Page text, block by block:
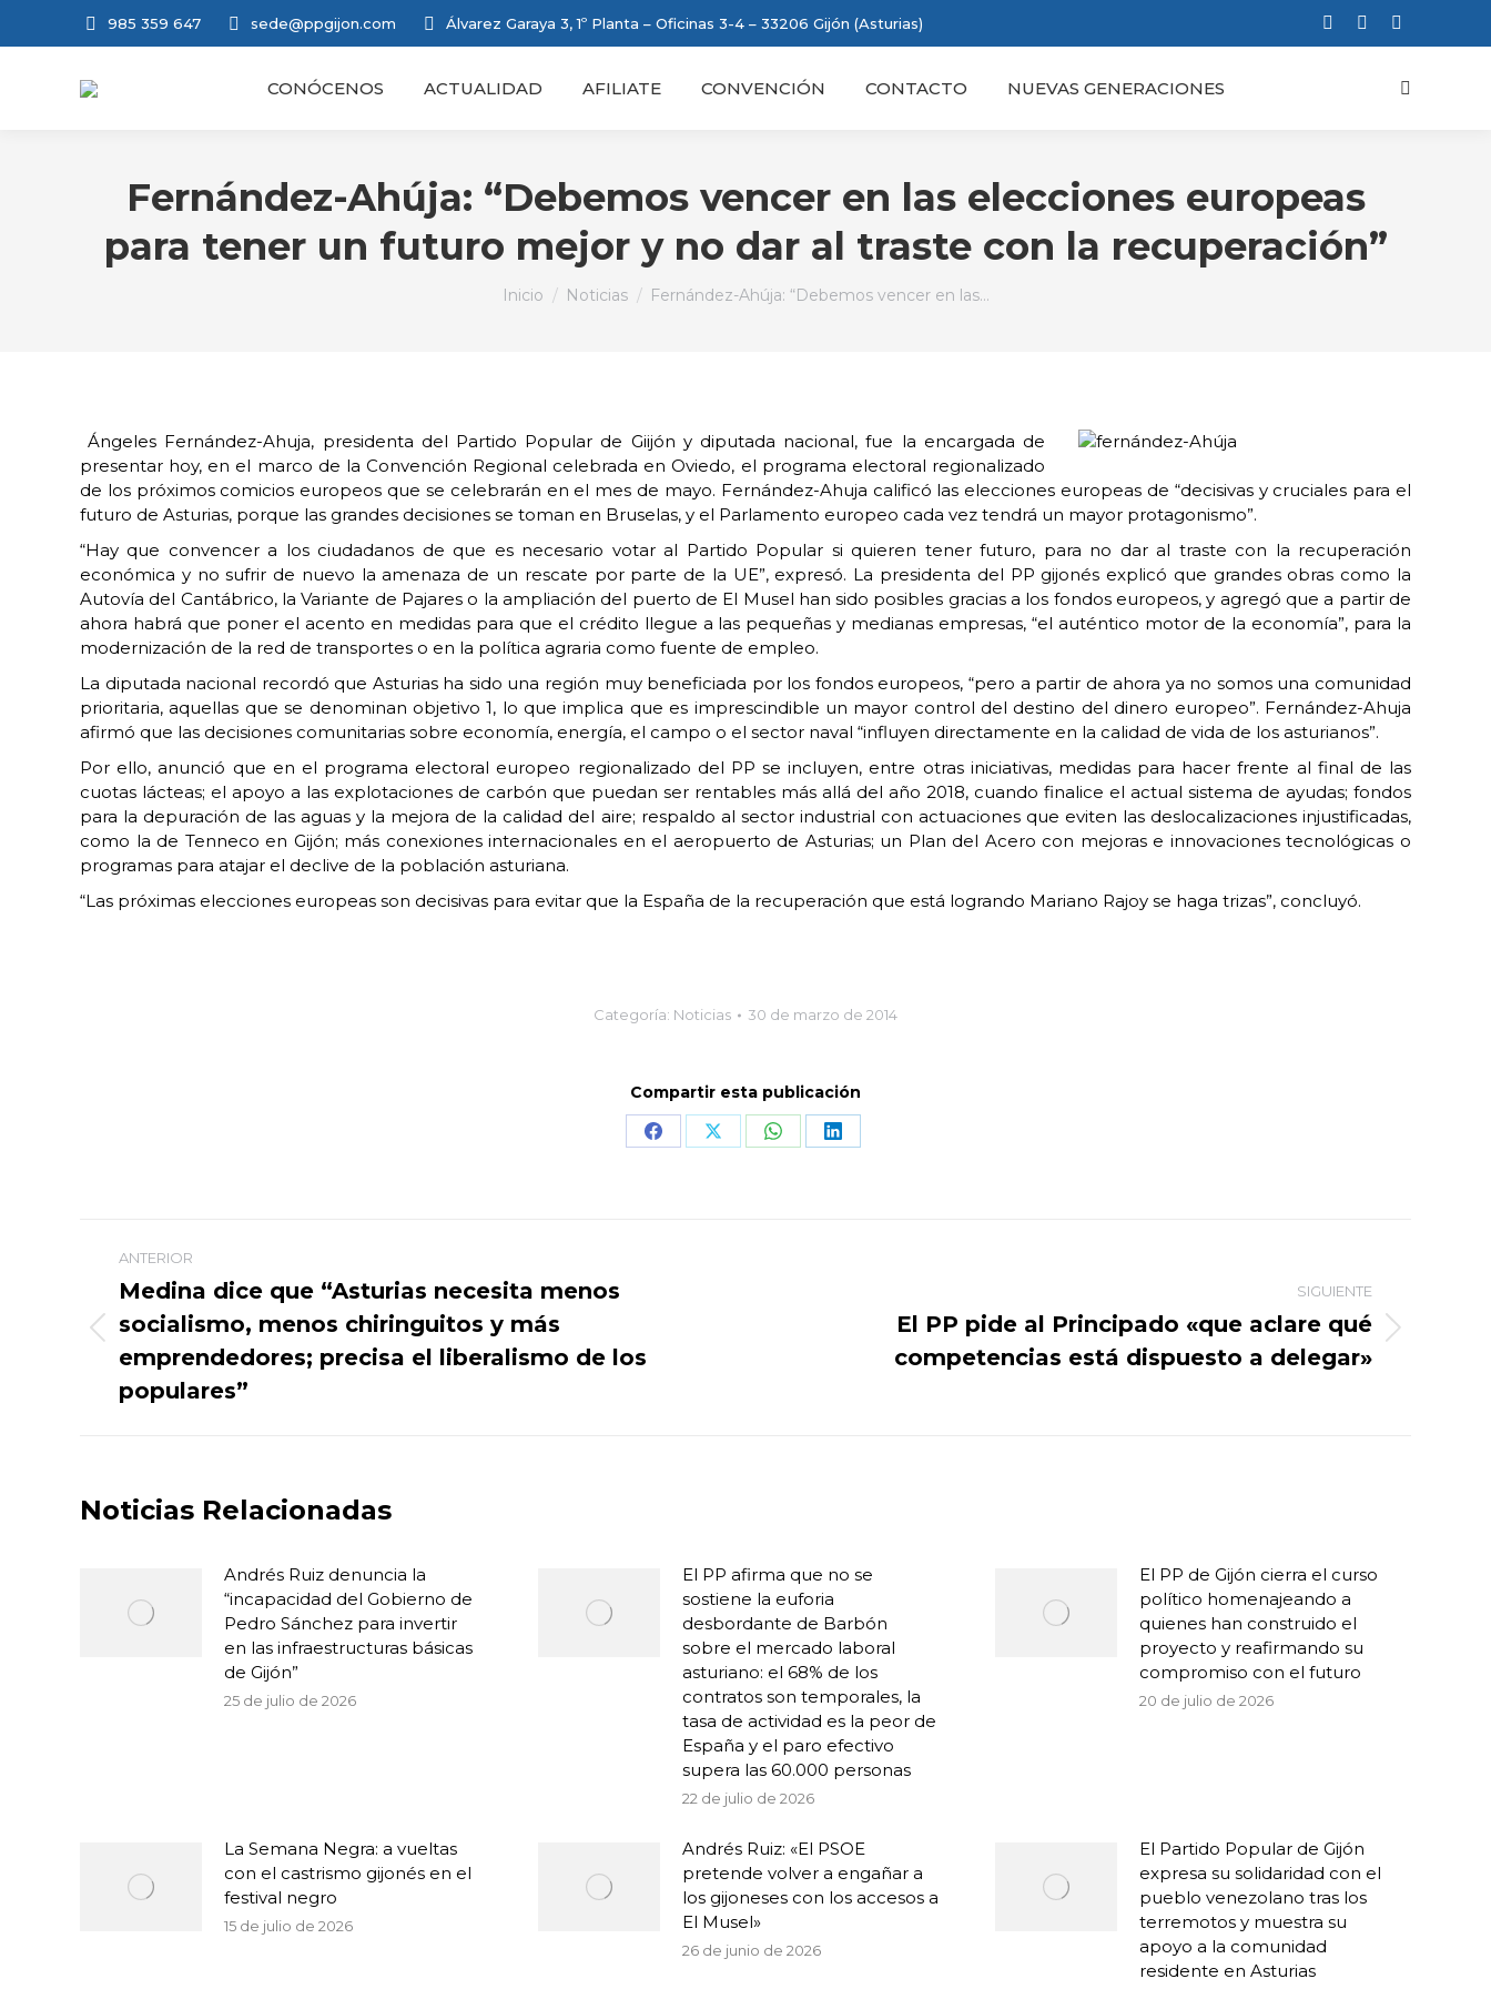
985 359 647 sede@ppgijon.com Álvarez Garaya 3, 1º Planta – Oficinas 3-4 – 33206 Gijón (Asturias)
opensopens
CONÓCENOS ACTUALIDAD AFILIATE CONVENCIÓN CONTACTO NUEVAS GENERACIONES Buscar:
Fernández-Ahúja: “Debemos vencer en las elecciones europeas
para tener un futuro mejor y no dar al traste con la recuperación”
Estás aquí:
Inicio Noticias Fernández-Ahúja: “Debemos vencer en las…
Ángeles Fernández-Ahuja, presidenta del Partido Popular de Giijón y diputada nacional, fue la encargada de
presentar hoy, en el marco de la Convención Regional celebrada en Oviedo, el programa electoral regionalizado
de los próximos comicios europeos que se celebrarán en el mes de mayo. Fernández-Ahuja calificó las elecciones europeas de “decisivas y cruciales para el
futuro de Asturias, porque las grandes decisiones se toman en Bruselas, y el Parlamento europeo cada vez tendrá un mayor protagonismo”.
“Hay que convencer a los ciudadanos de que es necesario votar al Partido Popular si quieren tener futuro, para no dar al traste con la recuperación
económica y no sufrir de nuevo la amenaza de un rescate por parte de la UE”, expresó. La presidenta del PP gijonés explicó que grandes obras como la
Autovía del Cantábrico, la Variante de Pajares o la ampliación del puerto de El Musel han sido posibles gracias a los fondos europeos, y agregó que a partir de
ahora habrá que poner el acento en medidas para que el crédito llegue a las pequeñas y medianas empresas, “el auténtico motor de la economía”, para la
modernización de la red de transportes o en la política agraria como fuente de empleo.
La diputada nacional recordó que Asturias ha sido una región muy beneficiada por los fondos europeos, “pero a partir de ahora ya no somos una comunidad
prioritaria, aquellas que se denominan objetivo 1, lo que implica que es imprescindible un mayor control del destino del dinero europeo”. Fernández-Ahuja
afirmó que las decisiones comunitarias sobre economía, energía, el campo o el sector naval “influyen directamente en la calidad de vida de los asturianos”.
Por ello, anunció que en el programa electoral europeo regionalizado del PP se incluyen, entre otras iniciativas, medidas para hacer frente al final de las
cuotas lácteas; el apoyo a las explotaciones de carbón que puedan ser rentables más allá del año 2018, cuando finalice el actual sistema de ayudas; fondos
para la depuración de las aguas y la mejora de la calidad del aire; respaldo al sector industrial con actuaciones que eviten las deslocalizaciones injustificadas,
como la de Tenneco en Gijón; más conexiones internacionales en el aeropuerto de Asturias; un Plan del Acero con mejoras e innovaciones tecnológicas o
programas para atajar el declive de la población asturiana.
“Las próximas elecciones europeas son decisivas para evitar que la España de la recuperación que está logrando Mariano Rajoy se haga trizas”, concluyó.
Categoría: Noticias 30 de marzo de 2014
Compartir esta publicación
Share Share Share Share
Navegación
entre
publicaciones
ANTERIOR
Publicación
anterior:
Medina dice que “Asturias necesita menos
socialismo, menos chiringuitos y más
emprendedores; precisa el liberalismo de los
populares”
SIGUIENTE
El PP pide al Principado «que aclare qué
competencias está dispuesto a delegar»
Noticias Relacionadas
Andrés Ruiz denuncia la
“incapacidad del Gobierno de
Pedro Sánchez para invertir
en las infraestructuras básicas
de Gijón”
25 de julio de 2026
El PP afirma que no se
sostiene la euforia
desbordante de Barbón
sobre el mercado laboral
asturiano: el 68% de los
contratos son temporales, la
tasa de actividad es la peor de
España y el paro efectivo
supera las 60.000 personas
22 de julio de 2026
El PP de Gijón cierra el curso
político homenajeando a
quienes han construido el
proyecto y reafirmando su
compromiso con el futuro
20 de julio de 2026
La Semana Negra: a vueltas
con el castrismo gijonés en el
festival negro
15 de julio de 2026
Andrés Ruiz: «El PSOE
pretende volver a engañar a
los gijoneses con los accesos a
El Musel»
26 de junio de 2026
El Partido Popular de Gijón
expresa su solidaridad con el
pueblo venezolano tras los
terremotos y muestra su
apoyo a la comunidad
residente en Asturias